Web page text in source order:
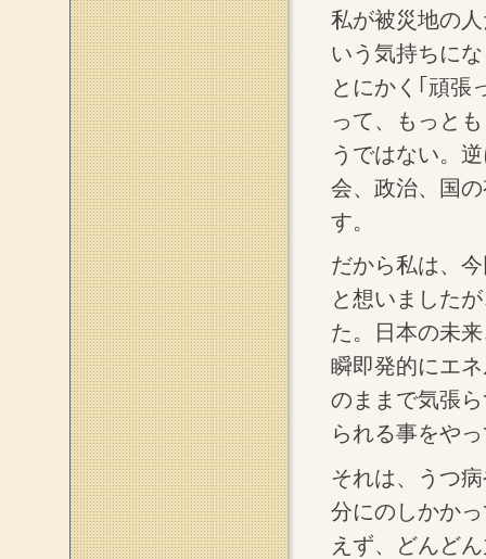
私が被災地の
いう気持ちに
とにかく｢頑張
って、もっと
うではない。
会、政治、国
す。
だから私は、
と想いました
た。日本の未
瞬即発的にエ
のままで気張
られる事をや
それは、うつ
分にのしかか
えず、どんど